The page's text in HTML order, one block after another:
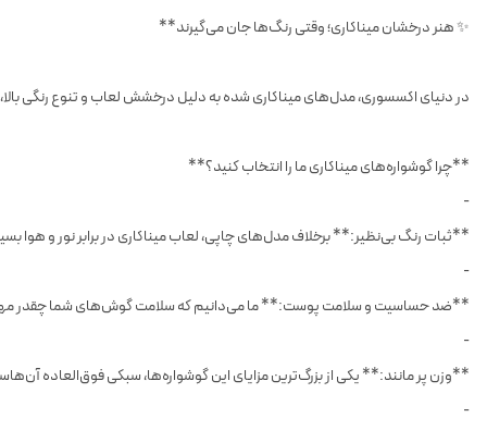
✨ هنر درخشان میناکاری؛ وقتی رنگ‌ها جان می‌گیرند**
در دنیای اکسسوری، مدل‌های میناکاری شده به دلیل درخشش لعاب و تنوع رنگی
**چرا گوشواره‌های میناکاری ما را انتخاب کنید؟**
-
**ثبات رنگ بی‌نظیر:** برخلاف مدل‌های چاپی، لعاب میناکاری در برابر نور و
-
**ضد حساسیت و سلامت پوست:** ما می‌دانیم که سلامت گوش‌های شما چقدر مهم
-
**وزن پر مانند:** یکی از بزرگ‌ترین مزایای این گوشواره‌ها، سبکی فوق‌العاده
-